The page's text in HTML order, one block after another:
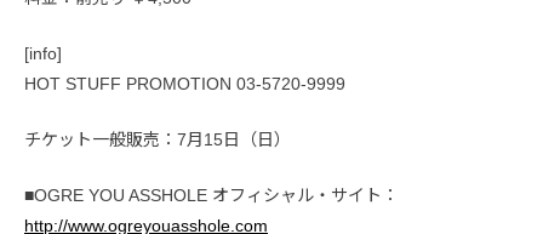
[info]
HOT STUFF PROMOTION 03-5720-9999
チケット一般販売：7月15日（日）
■OGRE YOU ASSHOLE オフィシャル・サイト：
http://www.ogreyouasshole.com